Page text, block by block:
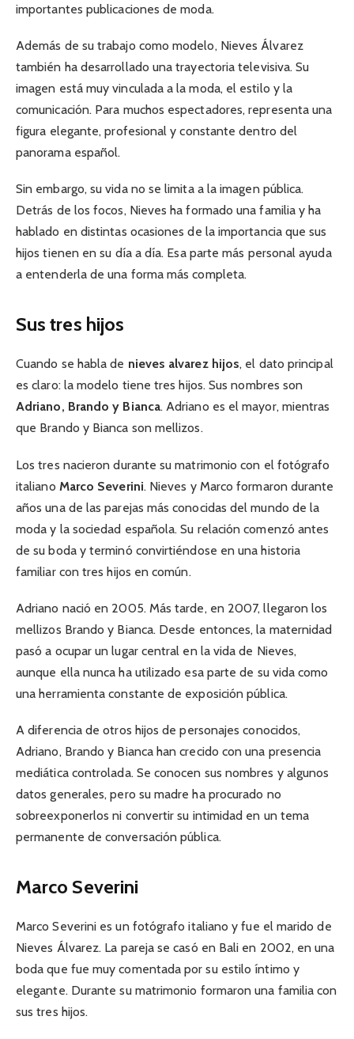
importantes publicaciones de moda.
Además de su trabajo como modelo, Nieves Álvarez
también ha desarrollado una trayectoria televisiva. Su
imagen está muy vinculada a la moda, el estilo y la
comunicación. Para muchos espectadores, representa una
figura elegante, profesional y constante dentro del
panorama español.
Sin embargo, su vida no se limita a la imagen pública.
Detrás de los focos, Nieves ha formado una familia y ha
hablado en distintas ocasiones de la importancia que sus
hijos tienen en su día a día. Esa parte más personal ayuda
a entenderla de una forma más completa.
Sus tres hijos
Cuando se habla de nieves alvarez hijos, el dato principal
es claro: la modelo tiene tres hijos. Sus nombres son
Adriano, Brando y Bianca. Adriano es el mayor, mientras
que Brando y Bianca son mellizos.
Los tres nacieron durante su matrimonio con el fotógrafo
italiano Marco Severini. Nieves y Marco formaron durante
años una de las parejas más conocidas del mundo de la
moda y la sociedad española. Su relación comenzó antes
de su boda y terminó convirtiéndose en una historia
familiar con tres hijos en común.
Adriano nació en 2005. Más tarde, en 2007, llegaron los
mellizos Brando y Bianca. Desde entonces, la maternidad
pasó a ocupar un lugar central en la vida de Nieves,
aunque ella nunca ha utilizado esa parte de su vida como
una herramienta constante de exposición pública.
A diferencia de otros hijos de personajes conocidos,
Adriano, Brando y Bianca han crecido con una presencia
mediática controlada. Se conocen sus nombres y algunos
datos generales, pero su madre ha procurado no
sobreexponerlos ni convertir su intimidad en un tema
permanente de conversación pública.
Marco Severini
Marco Severini es un fotógrafo italiano y fue el marido de
Nieves Álvarez. La pareja se casó en Bali en 2002, en una
boda que fue muy comentada por su estilo íntimo y
elegante. Durante su matrimonio formaron una familia con
sus tres hijos.